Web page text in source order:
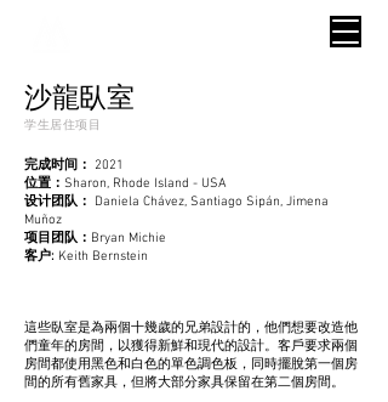
沙龍臥室
学生居住项目
完成时间：
2021
位置： Sharon, Rhode Island - USA
设计团队：
Daniela Chávez, Santiago Sipán, Jimena
Muñoz
项目团队： Bryan Michie
客户: Keith Bernstein
這些臥室是為兩個十幾歲的兄弟設計的，他們想要改造他
們童年的房間，以獲得新鮮和現代的設計。客戶要求兩個
房間都使用黑色和白色的單色調色板，同時擺脫第一個房
間的所有舊家具，但將大部分家具保留在第二個房間。